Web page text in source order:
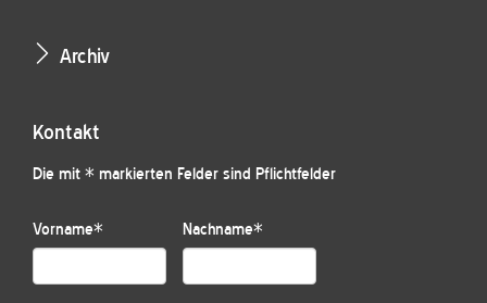
Archiv
Kontakt
Die mit * markierten Felder sind Pflichtfelder
Vorname* Nachname*